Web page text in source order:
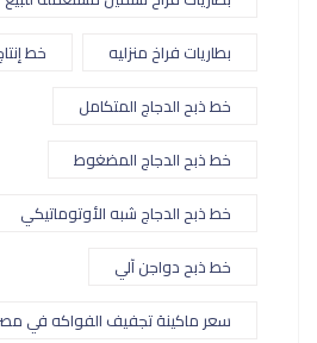
بطاريات فراخ منزليه
خط
خط ذبح الدجاج المتكامل
خط ذبح الدجاج المضغوط
خط ذبح الدجاج شبه الأوتوماتيكي
خط ذبح دواجن آلي
سعر ماكينة تجفيف الفواكه في